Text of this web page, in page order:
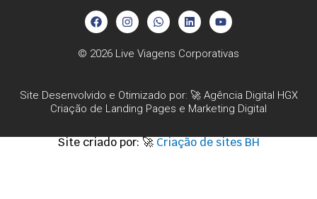
F
a
c
b
I
n
s
a
m
W
h
a
s
L
i
n
e
n
Y
o
u
u
© 2026 Live Viagens Corporativas
Site Desenvolvido e Otimizado por: 🚀 Agência Digital HGX
Criação de Landing Pages e Marketing Digital
Site criado por: 🚀 Criação de sites BH